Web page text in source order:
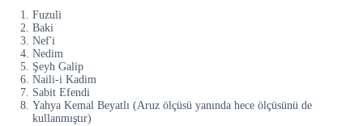
Fuzuli
Baki
Nef'i
Nedim
Şeyh Galip
Naili-i Kadim
Sabit Efendi
Yahya Kemal Beyatlı (Aruz ölçüsü yanında hece ölçüsünü de
kullanmıştır)